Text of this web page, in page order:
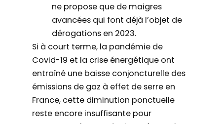
ne propose que de maigres
avancées qui font déjà l’objet de
dérogations en 2023.
Si à court terme, la pandémie de
Covid-19 et la crise énergétique ont
entraîné une baisse conjoncturelle des
émissions de gaz à effet de serre en
France, cette diminution ponctuelle
reste encore insuffisante pour